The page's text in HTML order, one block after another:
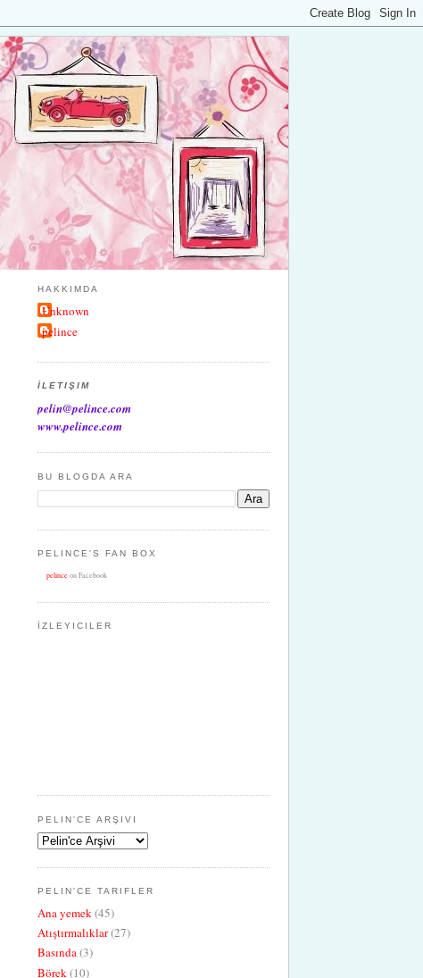
HAKKIMDA
Unknown
pelince
İLETIŞIM
pelin@pelince.com
www.pelince.com
BU BLOGDA ARA
PELINCE'S FAN BOX
pelince on Facebook
İZLEYICILER
PELIN'CE ARŞIVI
PELIN'CE TARIFLER
Ana yemek(45)
Atıştırmalıklar(27)
Basında(3)
Börek(10)